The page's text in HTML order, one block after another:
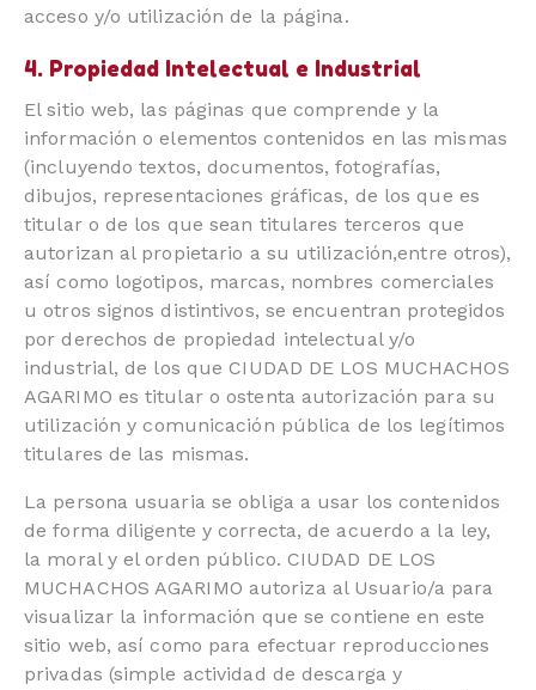
acceso y/o utilización de la página.
4. Propiedad Intelectual e Industrial
El sitio web, las páginas que comprende y la
información o elementos contenidos en las mismas
(incluyendo textos, documentos, fotografías,
dibujos, representaciones gráficas, de los que es
titular o de los que sean titulares terceros que
autorizan al propietario a su utilización,entre otros),
así como logotipos, marcas, nombres comerciales
u otros signos distintivos, se encuentran protegidos
por derechos de propiedad intelectual y/o
industrial, de los que CIUDAD DE LOS MUCHACHOS
AGARIMO es titular o ostenta autorización para su
utilización y comunicación pública de los legítimos
titulares de las mismas.
La persona usuaria se obliga a usar los contenidos
de forma diligente y correcta, de acuerdo a la ley,
la moral y el orden público. CIUDAD DE LOS
MUCHACHOS AGARIMO autoriza al Usuario/a para
visualizar la información que se contiene en este
sitio web, así como para efectuar reproducciones
privadas (simple actividad de descarga y